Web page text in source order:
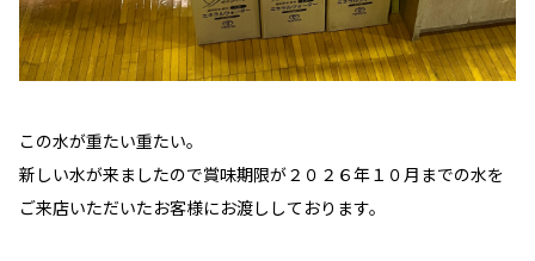
この水が重たい重たい。
新しい水が来ましたので賞味期限が２０２６年１０月までの水を
ご来店いただいたお客様にお渡ししております。